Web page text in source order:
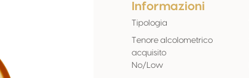
Informazioni
Tipologia
Tenore alcolometrico
acquisito
No/Low